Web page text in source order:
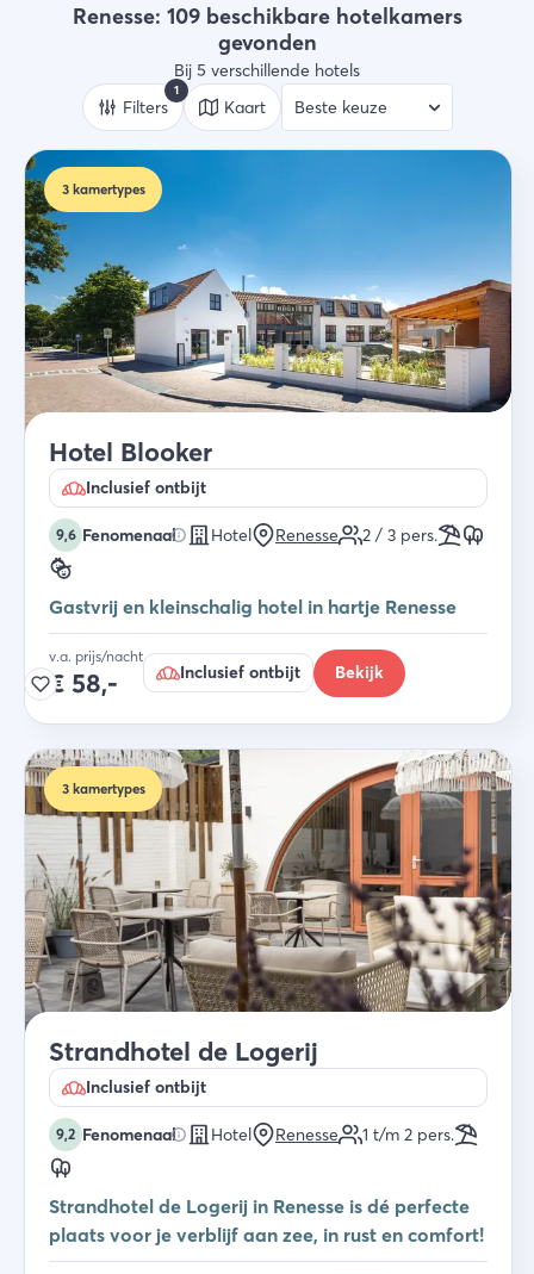
2 gasten
Zoek
Renesse: 109 beschikbare hotelkamers
gevonden
Bij 5 verschillende hotels
Filters
Kaart
3 kamertypes
Hotel Blooker
Inclusief ontbijt
9,6 Fenomenaal Hotel Renesse 2 / 3 pers.
Gastvrij en kleinschalig hotel in hartje Renesse
v.a. prijs/nacht
€ 58,- Inclusief ontbijt Bekijk
3 kamertypes
Strandhotel de Logerij
Inclusief ontbijt
9,2 Fenomenaal Hotel Renesse 1 t/m 2 pers.
Strandhotel de Logerij in Renesse is dé perfecte
plaats voor je verblijf aan zee, in rust en comfort!